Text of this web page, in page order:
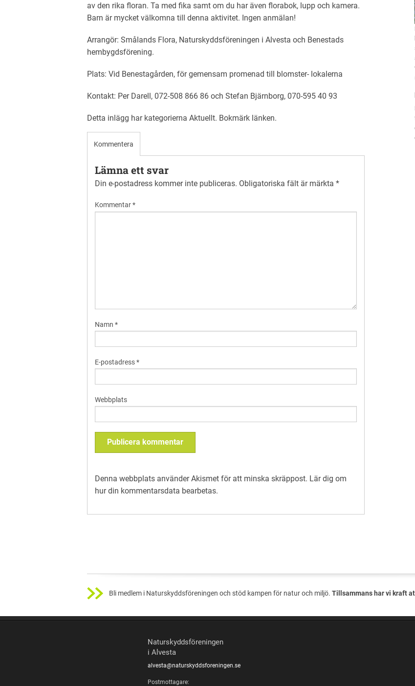
av den rika floran. Ta med fika samt om du har även florabok, lupp och kamera.
Barn är mycket välkomna till denna aktivitet. Ingen anmälan!
Arrangör: Smålands Flora, Naturskyddsföreningen i Alvesta och Benestads
hembygdsförening.
Plats: Vid Benestagården, för gemensam promenad till blomster- lokalerna
Kontakt: Per Darell, 072-508 866 86 och Stefan Bjärnborg, 070-595 40 93
Detta inlägg har kategorierna Aktuellt. Bokmärk länken.
Kommentera
Lämna ett svar
Din e-postadress kommer inte publiceras. Obligatoriska fält är märkta *
Kommentar*
Namn *
E-postadress*
Webbplats
Denna webbplats använder Akismet för att minska skräppost. Lär dig om
hur din kommentarsdata bearbetas.
Bli medlem i Naturskyddsföreningen och stöd kampen för natur och miljö. Tillsammans har vi kraft
Naturskyddsföreningen
i Alvesta
alvesta@naturskyddsforeningen.se
Postmottagare: